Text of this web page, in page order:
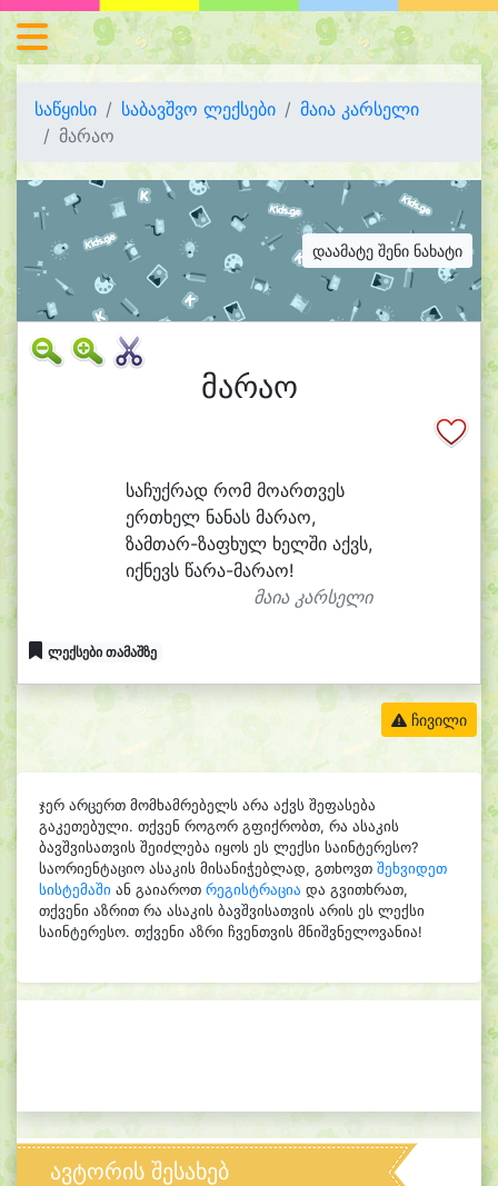
საწყისი საბავშვო ლექსები
მაია კარსელი
მარაო
დაამატე შენი ნახატი
მარაო
საჩუქრად რომ მოართვეს
ერთხელ ნანას მარაო,
ზამთარ-ზაფხულ ხელში აქვს,
იქნევს წარა-მარაო!
მაია კარსელი
ლექსები თამაშზე
ჩივილი
ჯერ არცერთ მომხამრებელს არა აქვს შეფასება
გაკეთებული. თქვენ როგორ გფიქრობთ, რა ასაკის
ბავშვისათვის შეიძლება იყოს ეს ლექსი საინტერესო?
საორიენტაციო ასაკის მისანიჭებლად, გთხოვთ შეხვიდეთ
სისტემაში ან გაიაროთ რეგისტრაცია და გვითხრათ,
თქვენი აზრით რა ასაკის ბავშვისათვის არის ეს ლექსი
საინტერესო. თქვენი აზრი ჩვენთვის მნიშვნელოვანია!
ავტორის შესახებ